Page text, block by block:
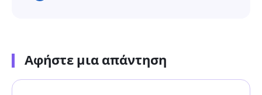
Αφήστε μια απάντηση